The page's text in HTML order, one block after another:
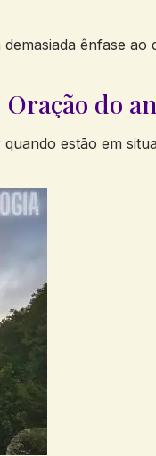
ênfase
do
estão em